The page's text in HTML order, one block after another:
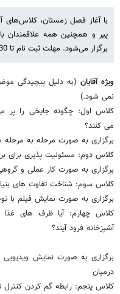
با آغاز فصل زمستان،
پیر و همچنین همه علاقمندان
برگزار می‌شود. مهلت ثبت نام تا 30 دی ماه فرهنگسرای «همه چی آرومه»!
ویژه آقایان
نمی شود.)
کلاس اول: چگونه جایخی را پر
می کنند؟
برگزاری به صورت مرحله به مرحله همراه با
کلاس دوم: مسئولیت پذیری برای
برگزاری به صورت کار عملی و گروهی/ 11جلسه
کلاس سوم: شناخت تفاوت های
برگزاری به صورت نمایش فیلم با توضیحات
کلاس چهارم: آیا ظرف های غذا
آشپزخانه فرود آیند؟
درمیان
کلاس پنجم: رابطه گم کردن